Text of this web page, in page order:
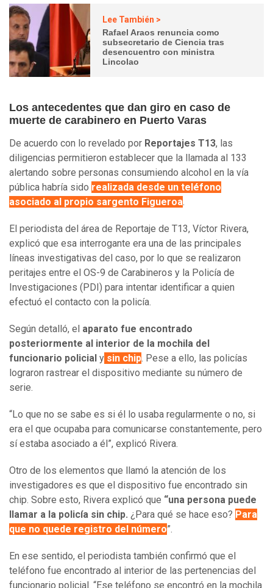
Lee También >
Rafael Araos renuncia como
subsecretario de Ciencia tras
desencuentro con ministra
Lincolao
Los antecedentes que dan giro en caso de
muerte de carabinero en Puerto Varas
De acuerdo con lo revelado por Reportajes T13, las
diligencias permitieron establecer que la llamada al 133
alertando sobre personas consumiendo alcohol en la vía
pública habría sido realizada desde un teléfono
asociado al propio sargento Figueroa.
El periodista del área de Reportaje de T13, Víctor Rivera,
explicó que esa interrogante era una de las principales
líneas investigativas del caso, por lo que se realizaron
peritajes entre el OS-9 de Carabineros y la Policía de
Investigaciones (PDI) para intentar identificar a quien
efectuó el contacto con la policía.
Según detalló, el aparato fue encontrado
posteriormente al interior de la mochila del
funcionario policial y sin chip. Pese a ello, las policías
lograron rastrear el dispositivo mediante su número de
serie.
“Lo que no se sabe es si él lo usaba regularmente o no, si
era el que ocupaba para comunicarse constantemente, pero
sí estaba asociado a él”, explicó Rivera.
Otro de los elementos que llamó la atención de los
investigadores es que el dispositivo fue encontrado sin
chip. Sobre esto, Rivera explicó que “una persona puede
llamar a la policía sin chip. ¿Para qué se hace eso? Para
que no quede registro del número”.
En ese sentido, el periodista también confirmó que el
teléfono fue encontrado al interior de las pertenencias del
funcionario policial. “Ese teléfono se encontró en la mochila